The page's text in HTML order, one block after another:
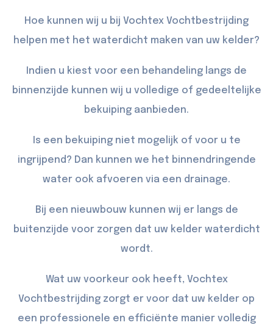
Hoe kunnen wij u bij Vochtex Vochtbestrijding
helpen met het waterdicht maken van uw kelder?
Indien u kiest voor een behandeling langs de
binnenzijde kunnen wij u volledige of gedeeltelijke
bekuiping aanbieden.
Is een bekuiping niet mogelijk of voor u te
ingrijpend? Dan kunnen we het binnendringende
water ook afvoeren via een drainage.
Bij een nieuwbouw kunnen wij er langs de
buitenzijde voor zorgen dat uw kelder waterdicht
wordt.
Wat uw voorkeur ook heeft, Vochtex
Vochtbestrijding zorgt er voor dat uw kelder op
een professionele en efficiënte manier volledig